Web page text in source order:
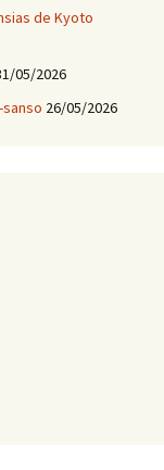
de Kyoto
05/2026
26/05/2026